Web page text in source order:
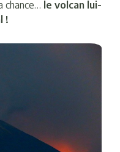
chance… le volcan lui-
!